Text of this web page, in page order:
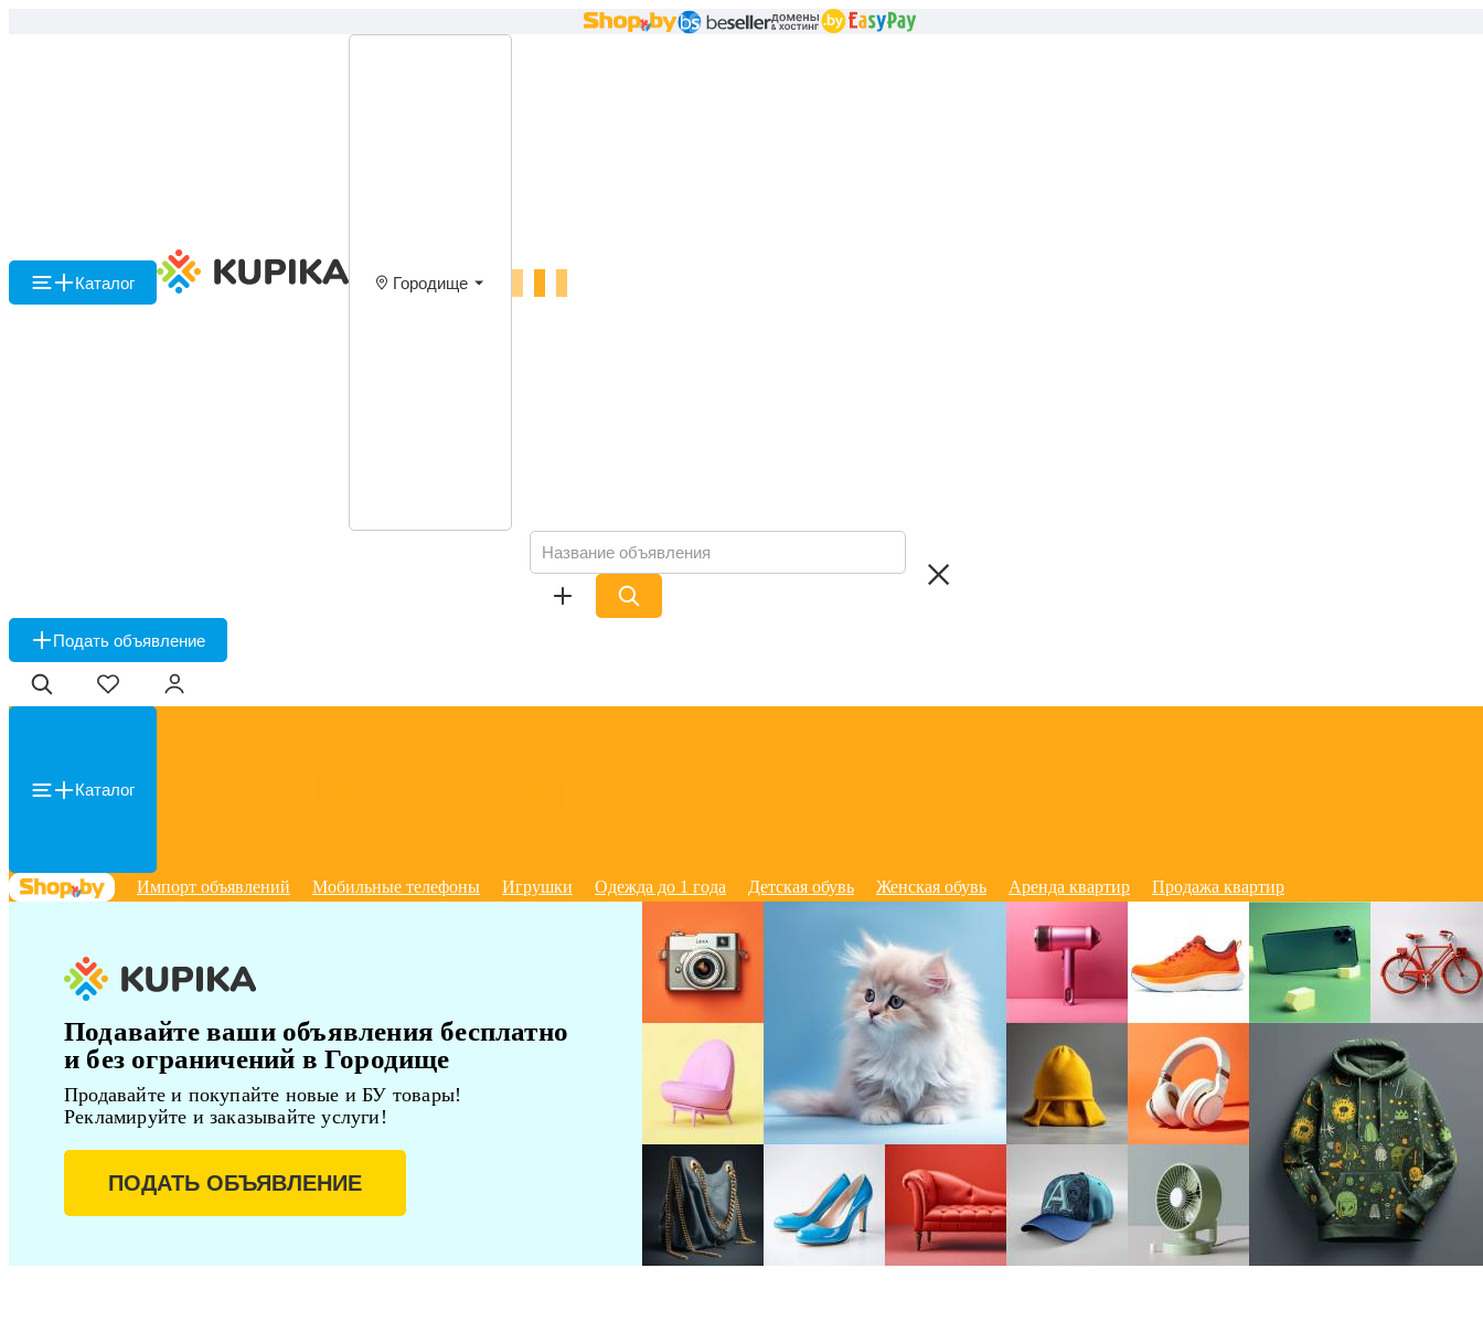
Каталог Городище
Подать объявление
Каталог
Импорт объявлений Мобильные телефоны Игрушки Одежда до 1 года Детская обувь Женская обувь Аренда квартир Продажа квартир
Подавайте ваши объявления бесплатно
и без ограничений в Городище
Продавайте и покупайте новые и БУ товары!
Рекламируйте и заказывайте услуги!
ПОДАТЬ ОБЪЯВЛЕНИЕ